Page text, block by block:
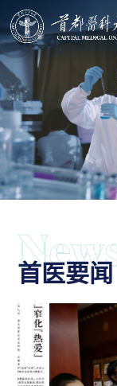
首医要闻